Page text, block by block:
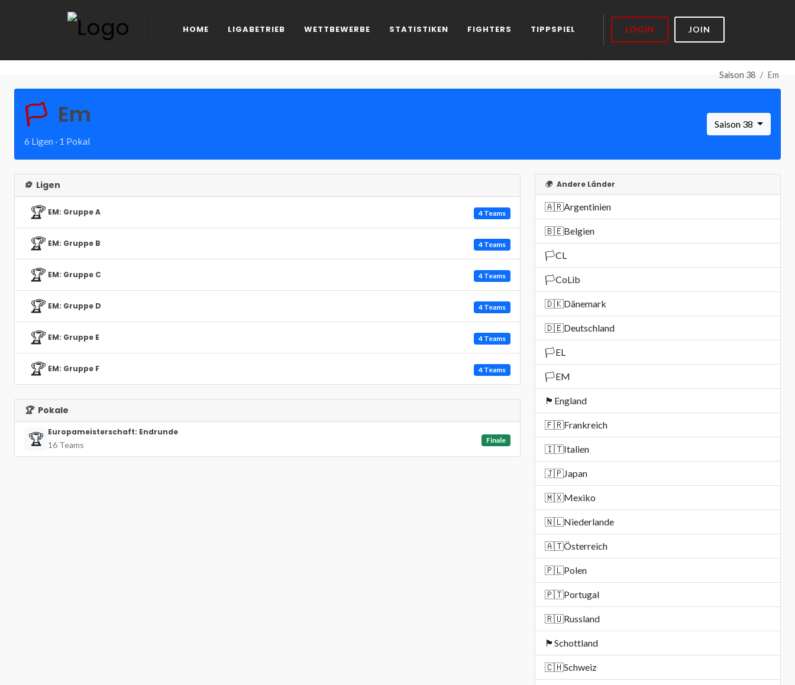
LOGIN JOIN
HOME LIGABETRIEB WETTBEWERBE STATISTIKEN FIGHTERS TIPPSPIEL
Saison 38 Em
🏳️ Em
6 Ligen · 1 Pokal
Saison 38
⚽ Ligen
🏆 EM: Gruppe A 4 Teams
🏆 EM: Gruppe B 4 Teams
🏆 EM: Gruppe C 4 Teams
🏆 EM: Gruppe D 4 Teams
🏆 EM: Gruppe E 4 Teams
🏆 EM: Gruppe F 4 Teams
🏆 Pokale
🏆 Europameisterschaft: Endrunde
16 Teams
Finale
🌍 Andere Länder
🇦🇷Argentinien
🇧🇪Belgien
🏳️CL
🏳️CoLib
🇩🇰Dänemark
🇩🇪Deutschland
🏳️EL
🏳️EM
🏴󠁧󠁢󠁥󠁮󠁧󠁿 England
🇫🇷Frankreich
🇮🇹Italien
🇯🇵Japan
🇲🇽Mexiko
🇳🇱Niederlande
🇦🇹Österreich
🇵🇱Polen
🇵🇹Portugal
🇷🇺Russland
🏴󠁧󠁢󠁳󠁣󠁴󠁿 Schottland
🇨🇭Schweiz